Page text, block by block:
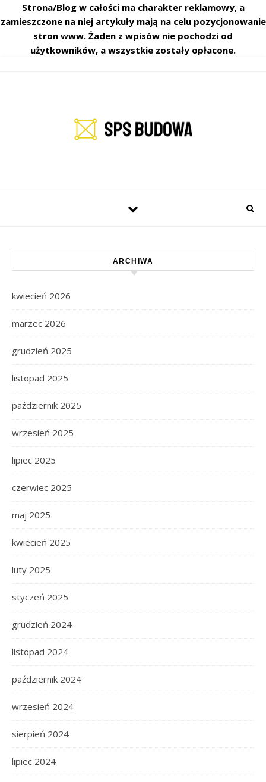
Strona/Blog w całości ma charakter reklamowy, a
zamieszczone na niej artykuły mają na celu pozycjonowanie
stron www. Żaden z wpisów nie pochodzi od
użytkowników, a wszystkie zostały opłacone.
ARCHIWA
kwiecień 2026
marzec 2026
grudzień 2025
listopad 2025
październik 2025
wrzesień 2025
lipiec 2025
czerwiec 2025
maj 2025
kwiecień 2025
luty 2025
styczeń 2025
grudzień 2024
listopad 2024
październik 2024
wrzesień 2024
sierpień 2024
lipiec 2024